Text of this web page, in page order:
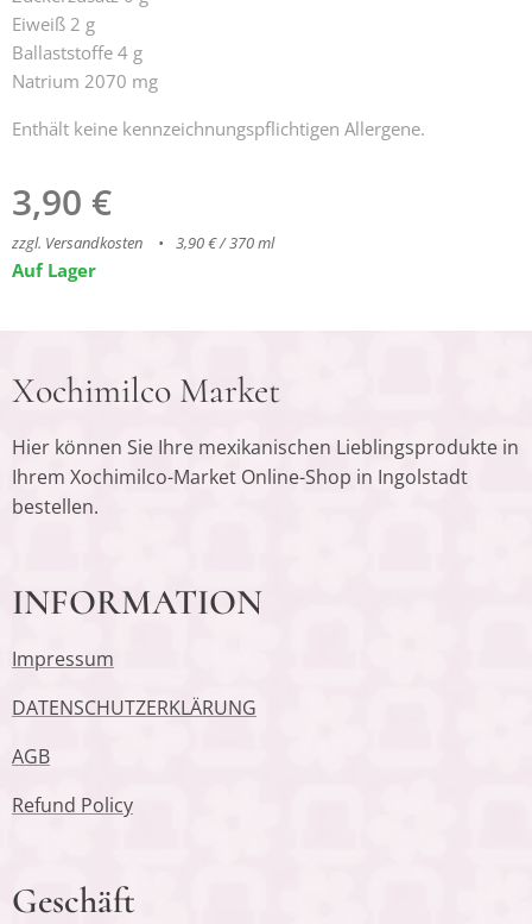
Eiweiß 2 g
Ballaststoffe 4 g
Natrium 2070 mg
Enthält keine kennzeichnungspflichtigen Allergene.
3,90 €
zzgl. Versandkosten 3,90 € / 370 ml
Auf Lager
Xochimilco Market
Hier können Sie Ihre mexikanischen Lieblingsprodukte in
Ihrem Xochimilco-Market Online-Shop in Ingolstadt
bestellen.
INFORMATION
Impressum
DATENSCHUTZERKLÄRUNG
AGB
Refund Policy
Geschäft